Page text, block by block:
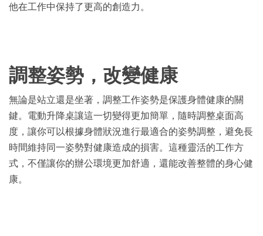
他在工作中保持了更高的創造力。
調整姿勢，改變健康
無論是站立還是坐著，調整工作姿勢是保護身體健康的關
鍵。電動升降桌讓這一切變得更加簡單，隨時調整桌面高
度，讓你可以根據身體狀況進行最適合的姿勢調整，避免長
時間維持同一姿勢對健康造成的損害。這種靈活的工作方
式，不僅讓你的辦公環境更加舒適，還能改善整體的身心健
康。